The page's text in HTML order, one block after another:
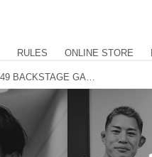
RULES ONLINE STORE